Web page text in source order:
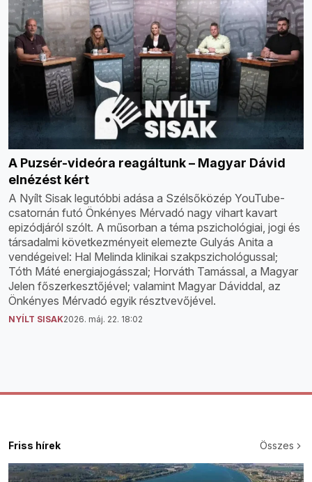
A Puzsér-videóra reagáltunk – Magyar Dávid
elnézést kért
A Nyílt Sisak legutóbbi adása a Szélsőközép YouTube-
csatornán futó Önkényes Mérvadó nagy vihart kavart
epizódjáról szólt. A műsorban a téma pszichológiai, jogi és
társadalmi következményeit elemezte Gulyás Anita a
vendégeivel: Hal Melinda klinikai szakpszichológussal;
Tóth Máté energiajogásszal; Horváth Tamással, a Magyar
Jelen főszerkesztőjével; valamint Magyar Dáviddal, az
Önkényes Mérvadó egyik résztvevőjével.
NYÍLT SISAK2026. máj. 22. 18:02
Friss hírek Összes